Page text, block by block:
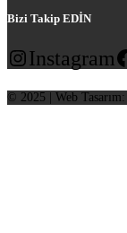
Bizi Takip EDİN
Instagram
© 2025 | Web Tasarım: